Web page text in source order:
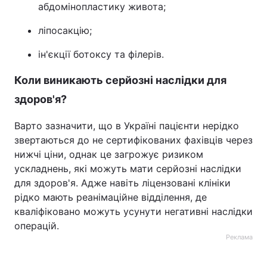
абдомінопластику живота;
ліпосакцію;
ін'єкції ботоксу та філерів.
Коли виникають серйозні наслідки для
здоров'я?
Варто зазначити, що в Україні пацієнти нерідко
звертаються до не сертифікованих фахівців через
нижчі ціни, однак це загрожує ризиком
ускладнень, які можуть мати серйозні наслідки
для здоров'я. Адже навіть ліцензовані клініки
рідко мають реанімаційне відділення, де
кваліфіковано можуть усунути негативні наслідки
операцій.
Реклама